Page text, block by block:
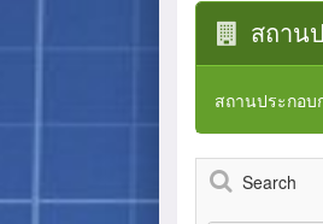
สถาน
สถานประกอบ
Search